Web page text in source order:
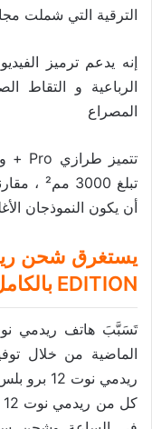
الترقية التي شملت
إنه يدعم ترميز
الرباعية و التقاط
المصراع
أن يكون النموذجان
EDITION بالكامل سوى 9 دقائق
الماضية من خلال
ريدمي